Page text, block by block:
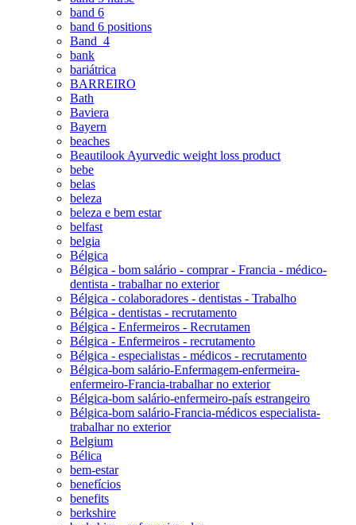
band 6
band 6 positions
Band_4
bank
bariátrica
BARREIRO
Bath
Baviera
Bayern
beaches
Beautilook Ayurvedic weight loss product
bebe
belas
beleza
beleza e bem estar
belfast
belgia
Bélgica
Bélgica - bom salário - comprar - Francia - médico-
dentista - trabalhar no exterior
Bélgica - colaboradores - dentistas - Trabalho
Bélgica - dentistas - recrutamento
Bélgica - Enfermeiros - Recrutamen
Bélgica - Enfermeiros - recrutamento
Bélgica - especialistas - médicos - recrutamento
Bélgica-bom salário-Enfermagem-enfermeira-
enfermeiro-Francia-trabalhar no exterior
Bélgica-bom salário-enfermeiro-país estrangeiro
Bélgica-bom salário-Francia-médicos especialista-
trabalhar no exterior
Belgium
Bélica
bem-estar
benefícios
benefits
berkshire